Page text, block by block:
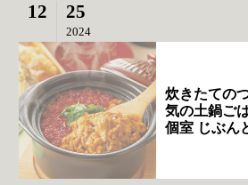
12 25
2024
炊きたての
気の土鍋ご
個室 じぶん